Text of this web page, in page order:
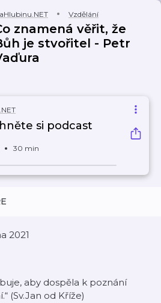
Vzdělání
znamená věřit, že
je stvořitel - Petr
si podcast
30 min
2021
aby dospěla k poznání
(Sv.Jan od Kříže)